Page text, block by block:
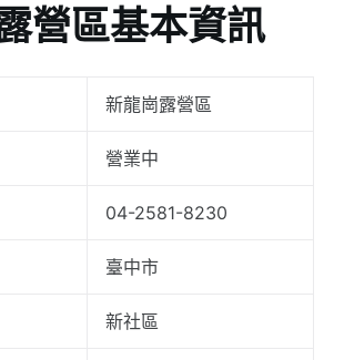
營區基本資訊
新龍崗露營區
營業中
04-2581-8230
臺中市
新社區